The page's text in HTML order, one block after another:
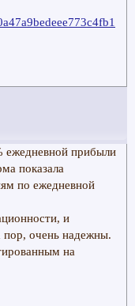
ежедневной прибыли
показала
по ежедневной
и
пор, очень надежны.
на